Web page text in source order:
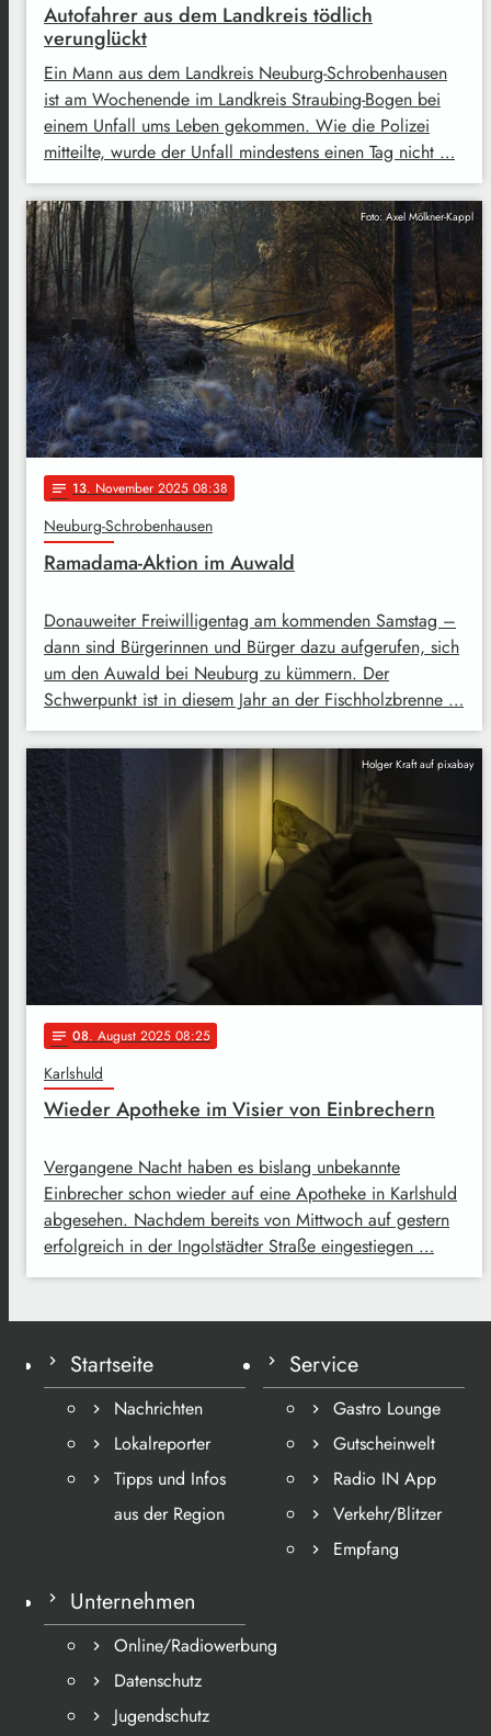
Autofahrer aus dem Landkreis tödlich
verunglückt
Ein Mann aus dem Landkreis Neuburg-Schrobenhausen
ist am Wochenende im Landkreis Straubing-Bogen bei
einem Unfall ums Leben gekommen. Wie die Polizei
mitteilte, wurde der Unfall mindestens einen Tag nicht …
Foto: Axel Mölkner-Kappl
notes 13. November 2025 08:38
Neuburg-Schrobenhausen
Ramadama-Aktion im Auwald
Donauweiter Freiwilligentag am kommenden Samstag –
dann sind Bürgerinnen und Bürger dazu aufgerufen, sich
um den Auwald bei Neuburg zu kümmern. Der
Schwerpunkt ist in diesem Jahr an der Fischholzbrenne …
Holger Kraft auf pixabay
notes 08. August 2025 08:25
Karlshuld
Wieder Apotheke im Visier von Einbrechern
Vergangene Nacht haben es bislang unbekannte
Einbrecher schon wieder auf eine Apotheke in Karlshuld
abgesehen. Nachdem bereits von Mittwoch auf gestern
erfolgreich in der Ingolstädter Straße eingestiegen …
Startseite
Nachrichten
Lokalreporter
Tipps und Infos
aus der Region
Service
Gastro Lounge
Gutscheinwelt
Radio IN App
Verkehr/Blitzer
Empfang
Unternehmen
Online/Radiowerbung
Datenschutz
Jugendschutz